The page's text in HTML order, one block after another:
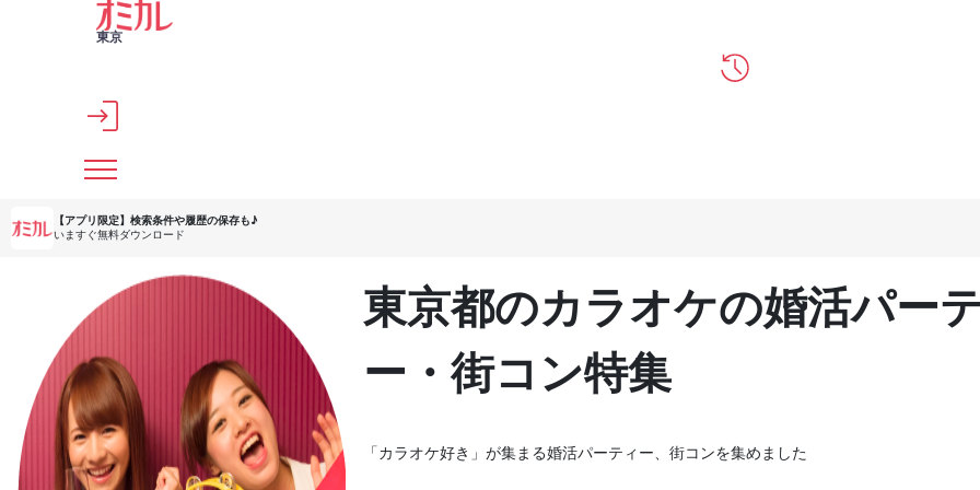
メインコンテンツへスキップ
東京
【アプリ限定】 検索条件や履歴の保存も♪
いますぐ無料ダウンロード
東京都のカラオケの婚活パー
ー・街コン特集
「カラオケ好き」が集まる婚活パーティー、街コンを集めました